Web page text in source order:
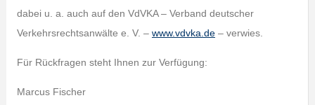
dabei u. a. auch auf den VdVKA – Verband deutscher
Verkehrsrechtsanwälte e. V. – www.vdvka.de– verwies.
Für Rückfragen steht Ihnen zur Verfügung:
Marcus Fischer